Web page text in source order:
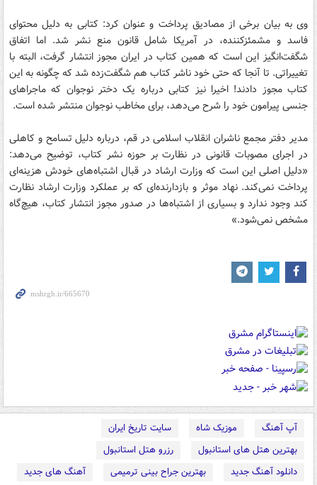
وی به بیان برخی از مصادیق پرداخت و عنوان کرد: کتابی به دلیل محتوای
فاسد و مشمئز‌کننده، در آمریکا شامل قانون منع نشر شد. اما اتفاق
شگفت‌انگیز این است که همین کتاب در ایران مجوز انتشار گرفت، البته با
تغییراتی. تا آنجا که حتی خود ناشر کتاب هم شگفت‌زده شد که چگونه به این
کتاب مجوز دادند! اخیرا نیز کتابی درباره یک دختر نوجوان که ماجراهای
جنسی پیرامون خود را شرح می‌دهد، برای مخاطب نوجوان منتشر شده است.
مدیر دفتر مجمع ناشران انقلاب اسلامی در قم، درباره دلیل تسامح و کاهلی
در اجرای مصوبات قانونی در نظارت بر حوزه نشر کتاب، توضیح می‌دهد:
«دلیل اصلی این است که وزارت ارشاد در قبال اشتباه‌های خودش هزینه‌ای
پرداخت نمی‌کند. نهاد موثر و بازدارنده‌ای که بر عملکرد وزارت ارشاد نظارت
کند وجود ندارد و بسیاری از اشتباه‌ها در صدور مجوز انتشار کتاب، هیچ‌گاه
مشخص نمی‌شود.»
آپ آهنگ موزیک شاه
سایت تاریخ ایران
بهترین هتل های استانبول
رزرو هتل استانبول
دانلود آهنگ جدید
بهترین جراح بینی ترمیمی
آهنگ های جدید